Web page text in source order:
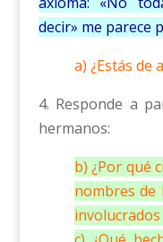
decir» me parece
a) ¿Estás de
4. Responde a
hermanos:
b) ¿Por qué
nombres